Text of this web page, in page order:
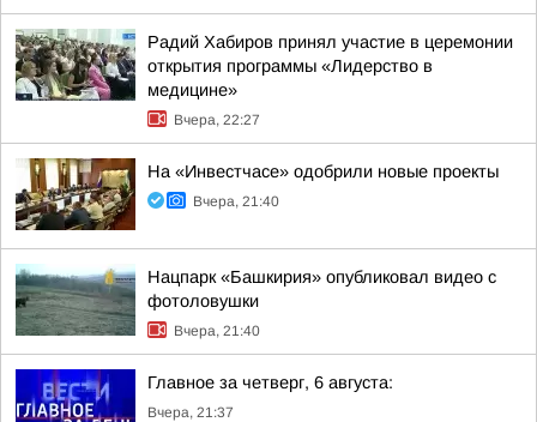
Радий Хабиров принял участие в церемонии
открытия программы «Лидерство в
медицине»
Вчера, 22:27
На «Инвестчасе» одобрили новые проекты
Вчера, 21:40
Нацпарк «Башкирия» опубликовал видео с
фотоловушки
Вчера, 21:40
Главное за четверг, 6 августа:
Вчера, 21:37